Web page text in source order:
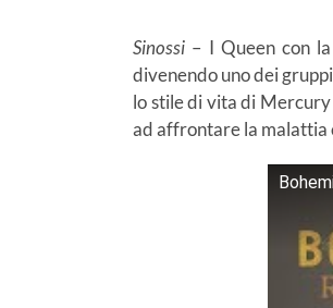
Sinossi – I Queen con
divenendo uno dei
lo stile di vita di
ad affrontare la malattia